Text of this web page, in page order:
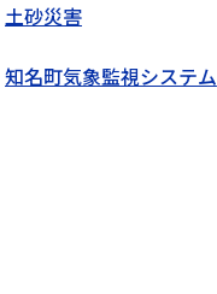
土砂災害
知名町気象監視システム